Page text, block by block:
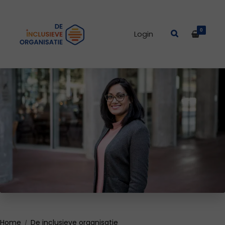
Login 0
Home
De inclusieve organisatie